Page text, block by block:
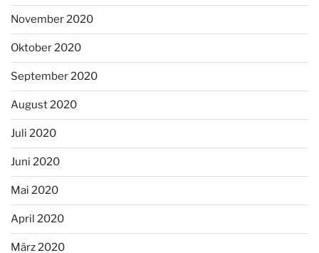
November 2020
Oktober 2020
September 2020
August 2020
Juli 2020
Juni 2020
Mai 2020
April 2020
März 2020